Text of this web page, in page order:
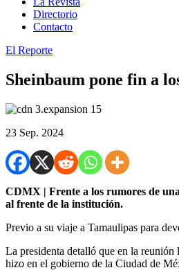
Directorio
Contacto
El Reporte
Sheinbaum pone fin a
23 Sep. 2024
CDMX | Frente a los rumores de
al frente de la institución.
Previo a su viaje a Tamaulipas para
La presidenta detalló que en la
hizo en el gobierno de la Ciudad de